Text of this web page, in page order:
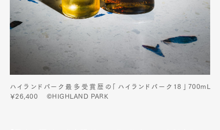
ハイランドパーク最多受賞歴の「ハイランドパーク18」700mL
￥26,400 ©HIGHLAND PARK